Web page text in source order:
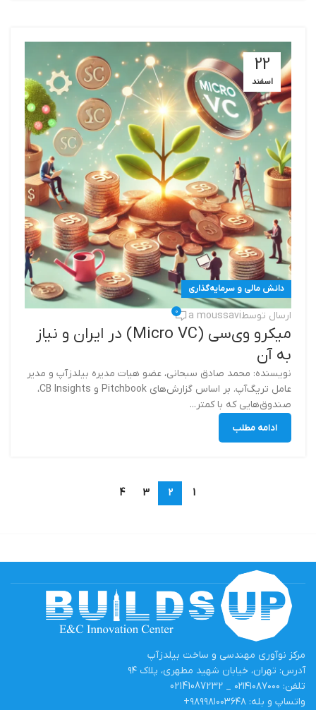
22
اسفند
دانش مالی و سرمایه‌گذاری
ارسال توسطa moussavi
0
میکرو وی‌سی (Micro VC) در ایران و نیاز
به آن
نویسنده: محمد صادق سبحانی، عضو هیات مدیره بیلدزآپ و مدیر
عامل تریگ‌آپ. بر اساس گزارش‌های Pitchbook و CB Insights،
صندوق‌هایی که با کمتر...
ادامه مطلب
1
2
3
4
مرکز نوآوری مهندسی و ساخت بیلدزآپ
آدرس: تهران، خیابان شهید مطهری، پلاک ۹۴
تلفن: ۰۲۱۴۱۰۸۷۰۰۰ _ 02141087232
واتساپ و بله: ۹۸۹۹۸۱۰۰۳۶۴۸+